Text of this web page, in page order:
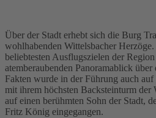
Über der Stadt erhebt sich die Burg
wohlhabenden Wittelsbacher
beliebtesten Ausflugszielen der
atemberaubenden Panoramablick
Fakten wurde in der Führung auch
mit ihrem höchsten Backsteinturm
auf einen berühmten Sohn der Stadt,
Fritz König eingegangen.